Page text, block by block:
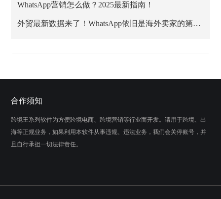
WhatsApp营销怎么做？2025最新指南！
外贸最新数据来了！WhatsApp依旧是海外卖家的第一阵地
合作须知
跨境王系列软件为方便跨境电商、跨境营销等行业而开发。请用于跨境、出
海等正规业务，如果利用本软件从事违规、违法业务，我们会关停账号，并
且自行承担一切法律责任。